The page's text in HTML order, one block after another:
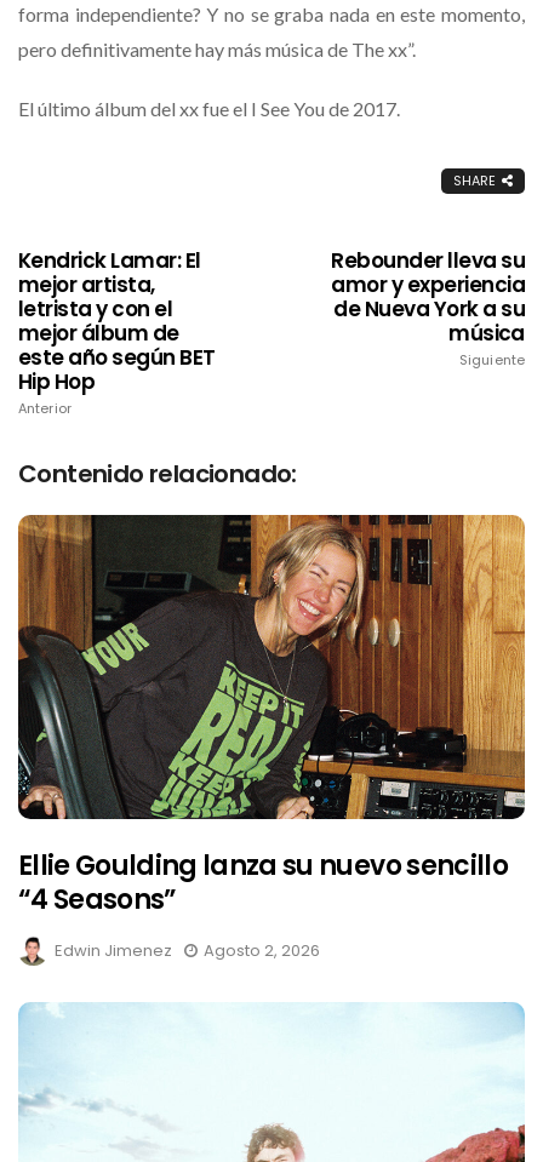
forma independiente? Y no se graba nada en este momento,
pero definitivamente hay más música de The xx”.
El último álbum del xx fue el I See You de 2017.
SHARE
Kendrick Lamar: El
mejor artista,
letrista y con el
mejor álbum de
este año según BET
Hip Hop
Anterior
Rebounder lleva su
amor y experiencia
de Nueva York a su
música
Siguiente
Contenido relacionado:
Ellie Goulding lanza su nuevo sencillo
“4 Seasons”
Edwin Jimenez Agosto 2, 2026